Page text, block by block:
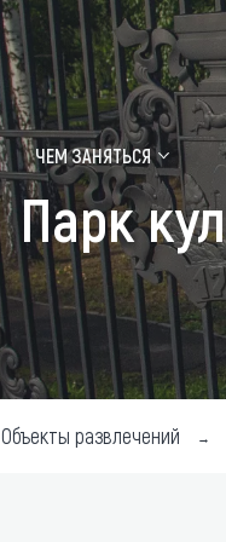
Где
Топ
ЧЕМ ЗАНЯТЬСЯ
Парк
Объекты развлечений